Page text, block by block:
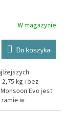
T
I
S
W magazynie
Do koszyka
kg i bez
Evo jest
w